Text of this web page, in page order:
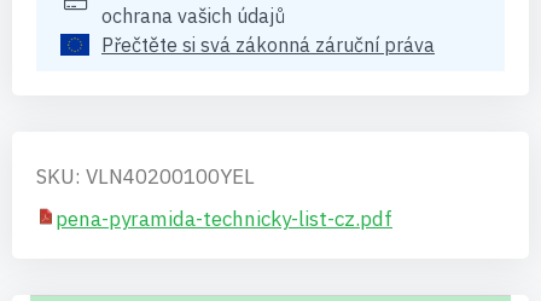
ochrana vašich údajů
Přečtěte si svá zákonná záruční práva
SKU: VLN40200100YEL
pena-pyramida-technicky-list-cz.pdf